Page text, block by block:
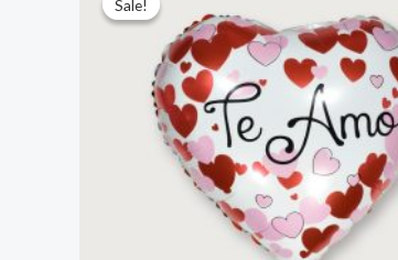
Sale!
Sale!
original
era:
$ 4.000.
actual
es:
$ 2.800.